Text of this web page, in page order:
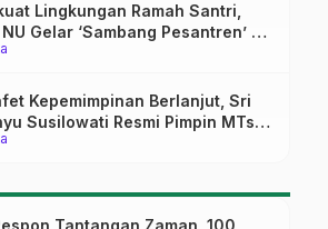
Lingkungan Ramah Santri,
NU Gelar ‘Sambang Pesantren’ di
Kepemimpinan Berlanjut, Sri
Susilowati Resmi Pimpin MTs
Sapuran